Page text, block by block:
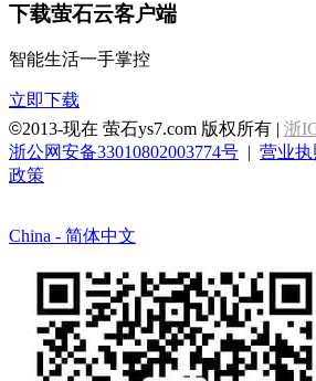
下载萤石云客户端
智能生活一手掌控
立即下载
©2013-现在 萤石ys7.com 版权所有 | 浙
浙公网安备33010802003774号 | 营业执
政策
China - 简体中文